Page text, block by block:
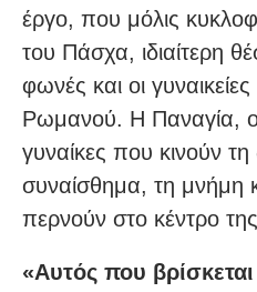
έργο, που μόλις
του Πάσχα, ιδιαίτερη
φωνές και οι
Ρωμανού. Η Παναγία,
γυναίκες που κινούν
συναίσθημα, τη μνήμη
περνούν στο κέντρο
«Αυτός που